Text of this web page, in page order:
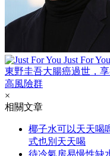
Just For You
東野圭吾大腸癌過世，
高風險群
×
相關文章
椰子水可以天天喝
式也別天天喝
待冷氣房易慢性缺